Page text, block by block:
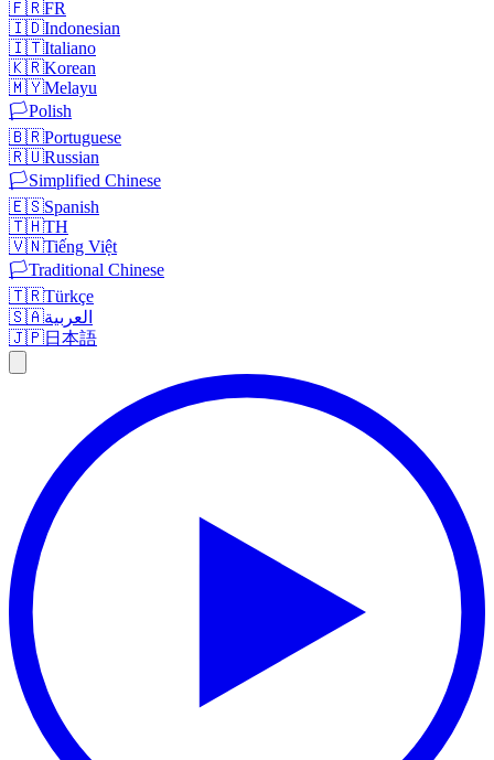
🇫🇷FR
🇮🇩Indonesian
🇮🇹Italiano
🇰🇷Korean
🇲🇾Melayu
🏳️Polish
🇧🇷Portuguese
🇷🇺Russian
🏳️Simplified Chinese
🇪🇸Spanish
🇹🇭TH
🇻🇳Tiếng Việt
🏳️Traditional Chinese
🇹🇷Türkçe
🇸🇦العربية
🇯🇵日本語